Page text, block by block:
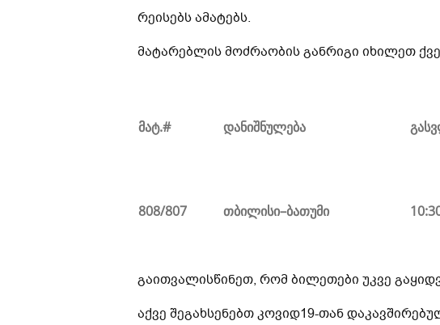
რეისებს ამატებს.
მატარებლის მოძრაობის განრიგი იხილეთ
მატ.# დანიშნულება
808/807 თბილისი–ბათუმი
გაითვალისწინეთ, რომ ბილეთები უკვე
აქვე შეგახსენებთ კოვიდ19-თან